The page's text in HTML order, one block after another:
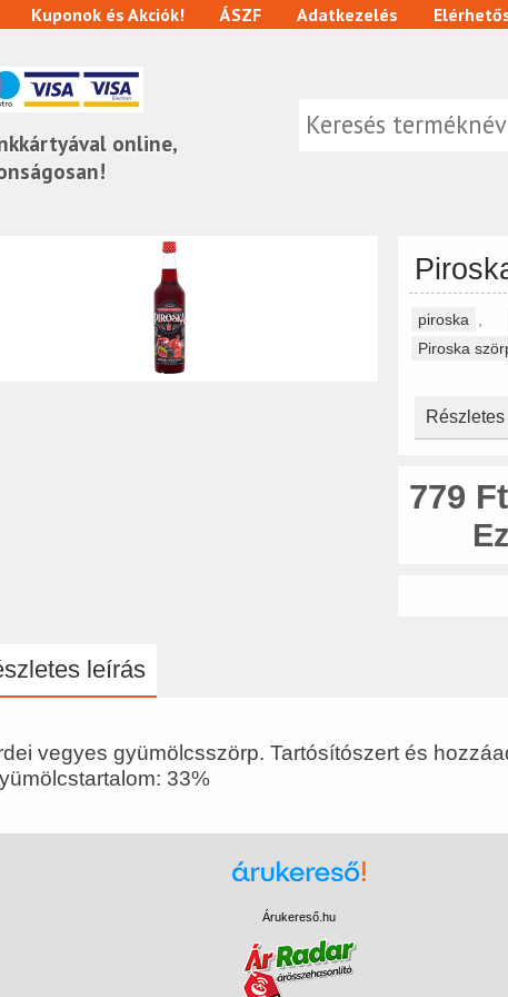
online,
Kuponok és Akciók! ÁSZF Adatkezelés
piroska
Piroska
779 Ft
leírás
vegyes gyümölcsszörp. Tartósítószert és
33%
Árukereső.hu